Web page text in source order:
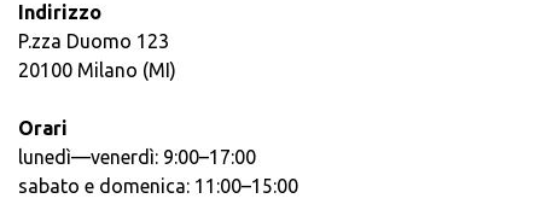
Indirizzo
P.zza Duomo 123
20100 Milano (MI)
Orari
lunedì—venerdì: 9:00–17:00
sabato e domenica: 11:00–15:00